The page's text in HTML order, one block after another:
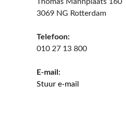
3069 NG Rotterdam
Telefoon:
010 27 13 800
E-mail:
Stuur e-mail